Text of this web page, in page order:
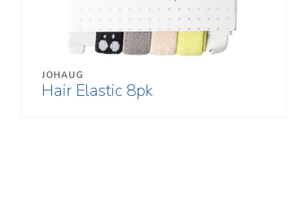
JOHAUG
Hair Elastic 8pk